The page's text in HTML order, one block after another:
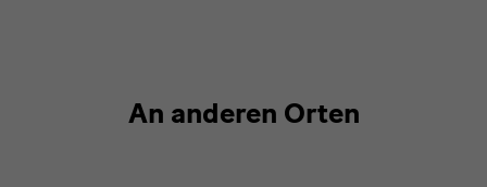
An anderen Orten